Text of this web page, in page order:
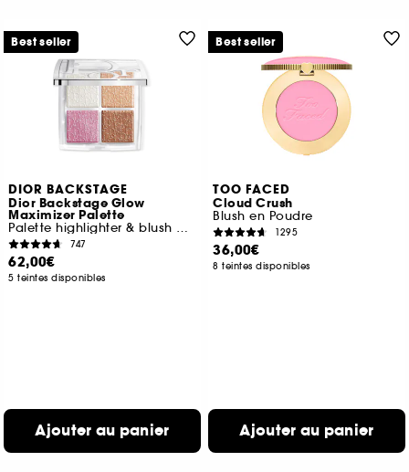
DIOR BACKSTAGE
Dior Backstage Glow
Maximizer Palette
Palette highlighter & blush multi-usages
747
62,00€
5 teintes disponibles
Ajouter au panier
Best seller
TOO FACED
Cloud Crush
Blush en Poudre
1295
36,00€
8 teintes disponibles
Ajouter au panier
Best seller